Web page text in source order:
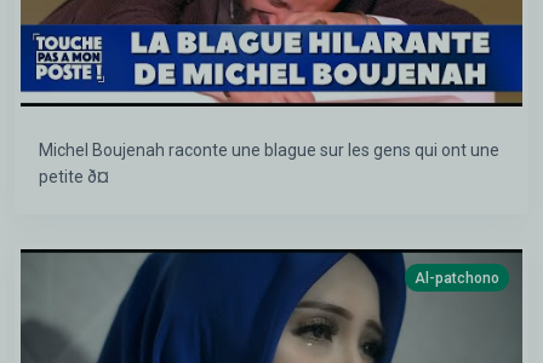
Michel Boujenah raconte une blague sur les gens qui ont une
petite ð¤
Al-patchono